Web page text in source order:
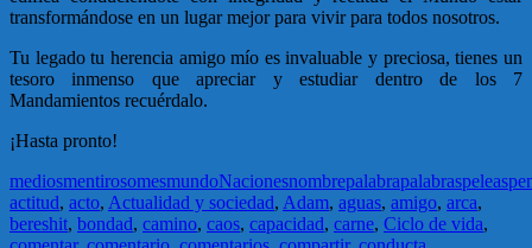
transformándose en un lugar mejor para vivir para todos nosotros.
Tu legado tu herencia amigo mío es invaluable y preciosa, tienes un
tesoro inmenso que apreciar y estudiar dentro de los 7
Mandamientos recuérdalo.
¡Hasta pronto!
mediosmentirosomesmundoNacionesnombrepalabrapalabraspeleas
actitud, acto, Actualidad y sociedad, Adam, aguas, amigo, arca,
bereshit, bondad, camino, caos, capacidad, carne, Ciclo de vida,